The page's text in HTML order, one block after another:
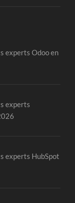
experts Odoo en
experts
experts HubSpot